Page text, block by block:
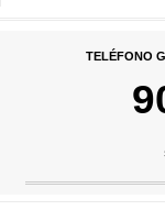
TELÉFONO